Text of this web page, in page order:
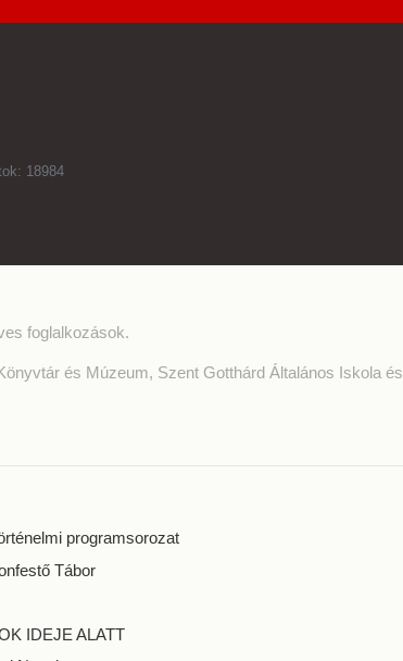
18984
foglalkozások.
és Múzeum, Szent Gotthárd Általános Iskola és
programsorozat
Tábor
IDEJE ALATT